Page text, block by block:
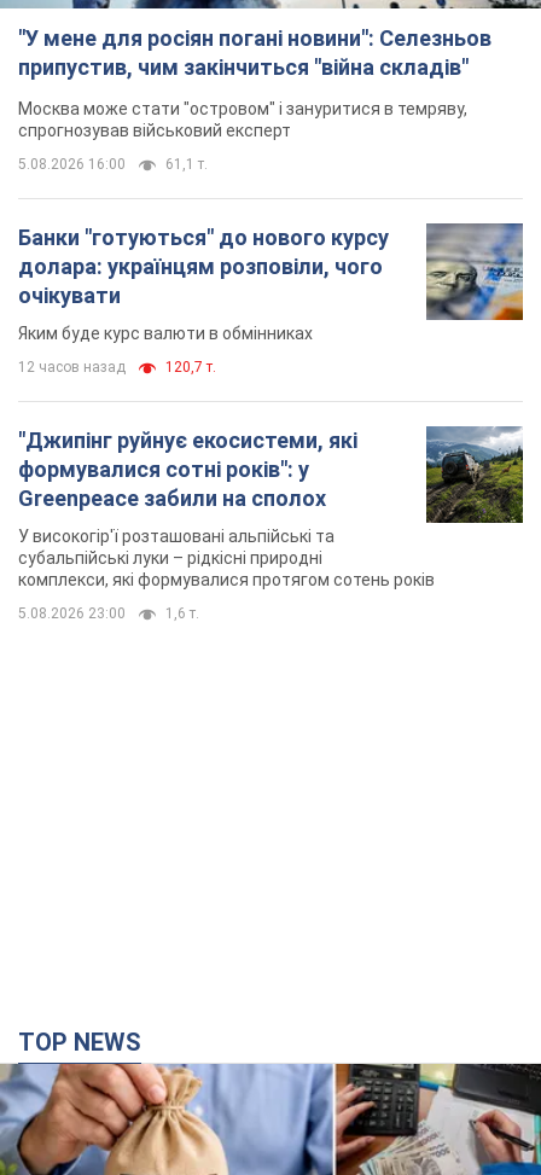
"У мене для росіян погані новини": Селезньов
припустив, чим закінчиться "війна складів"
Москва може стати "островом" і зануритися в темряву,
спрогнозував військовий експерт
5.08.2026 16:00 61,1 т.
Банки "готуються" до нового курсу
долара: українцям розповіли, чого
очікувати
Яким буде курс валюти в обмінниках
12 часов назад 120,7 т.
"Джипінг руйнує екосистеми, які
формувалися сотні років": у
Greenpeace забили на сполох
У високогір'ї розташовані альпійські та
субальпійські луки – рідкісні природні
комплекси, які формувалися протягом сотень років
5.08.2026 23:00 1,6 т.
TOP NEWS